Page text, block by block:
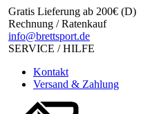
Gratis Lieferung ab 200€ (D)
Rechnung / Ratenkauf
info@brettsport.de
SERVICE / HILFE
Kontakt
Versand & Zahlung